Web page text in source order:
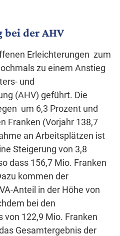
bei der AHV
Erleichterungen zum
zu einem Anstieg
und
(AHV) geführt. Die
um 6,3 Prozent und
Franken (Vorjahr 138,7
an Arbeitsplätzen ist
Steigerung von 3,8
dass 156,7 Mio. Franken
kommen der
Anteil in der Höhe von
bei den
von 122,9 Mio. Franken
Gesamtergebnis der